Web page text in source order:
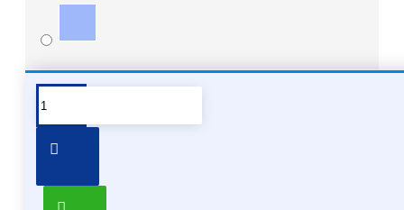
Molten – японський бренд, який спеціалізується на